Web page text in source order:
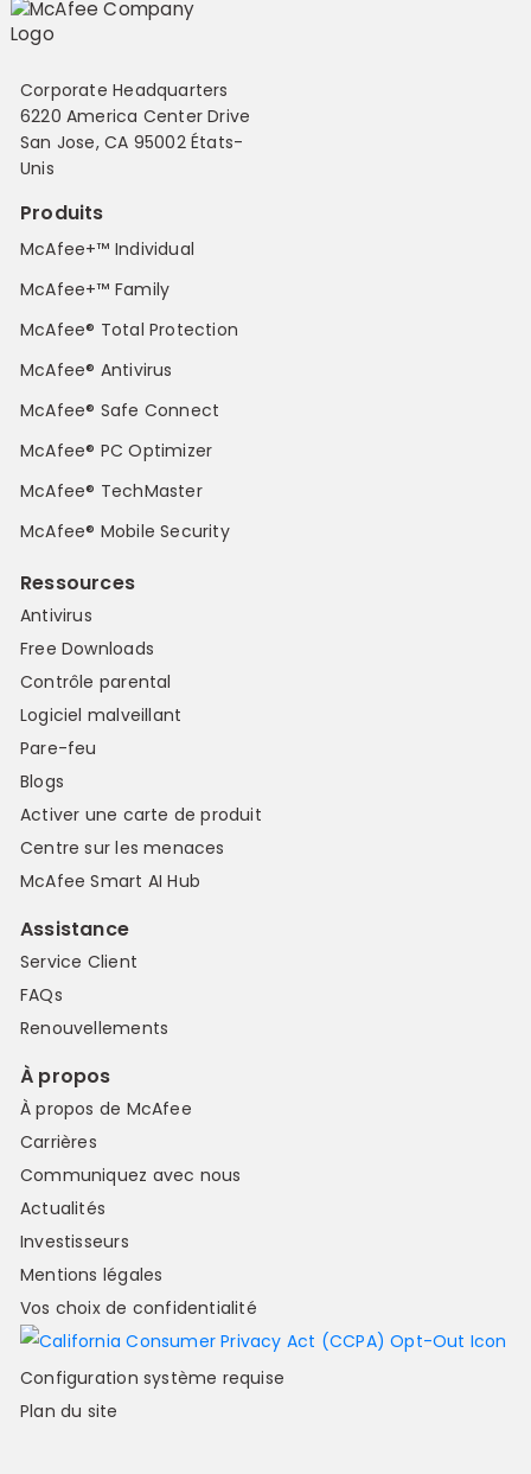
Corporate Headquarters
6220 America Center Drive
San Jose, CA 95002 États-
Unis
Produits
McAfee+™ Individual
McAfee+™ Family
McAfee® Total Protection
McAfee® Antivirus
McAfee® Safe Connect
McAfee® PC Optimizer
McAfee® TechMaster
McAfee® Mobile Security
Ressources
Antivirus
Free Downloads
Contrôle parental
Logiciel malveillant
Pare-feu
Blogs
Activer une carte de produit
Centre sur les menaces
McAfee Smart AI Hub
Assistance
Service Client
FAQs
Renouvellements
À propos
À propos de McAfee
Carrières
Communiquez avec nous
Actualités
Investisseurs
Mentions légales
Vos choix de confidentialité
Configuration système requise
Plan du site